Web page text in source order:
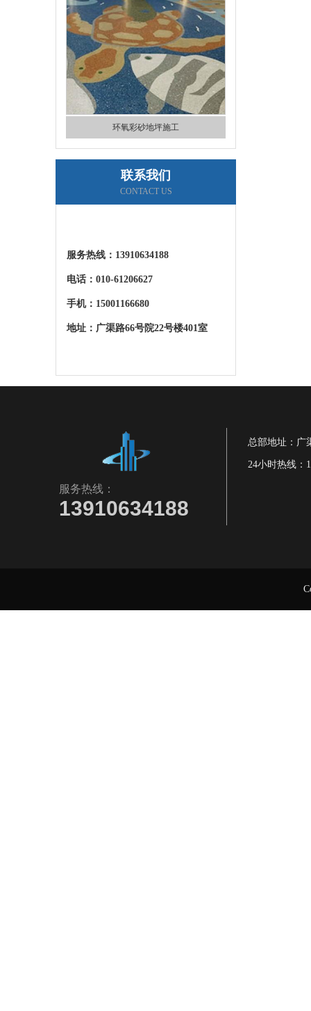
环氧彩砂地坪施工
厂房环氧地坪漆施工
联系我们
CONTACT US
服务热线： 13910634188
电话：010-61206627
手机：15001166680
地址：广渠路66号院22号楼401室
服务热线：
13910634188
总部地址：广
24小时热线：